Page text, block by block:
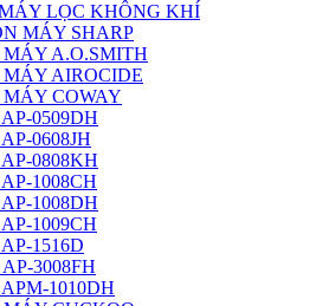
LỌC KHÔNG KHÍ
MÁY SHARP
A.O.SMITH
AIROCIDE
COWAY
0509DH
0608JH
0808KH
1008CH
1008DH
1009CH
1516D
3008FH
1010DH